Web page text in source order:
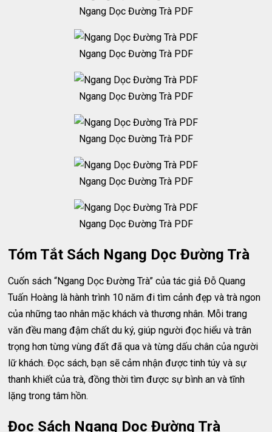
Ngang Dọc Đường Trà PDF
Ngang Dọc Đường Trà PDF
Ngang Dọc Đường Trà PDF
Ngang Dọc Đường Trà PDF
Ngang Dọc Đường Trà PDF
Ngang Dọc Đường Trà PDF
Tóm Tắt Sách Ngang Dọc Đường Trà
Cuốn sách “Ngang Dọc Đường Trà” của tác giả Đỗ Quang
Tuấn Hoàng là hành trình 10 năm đi tìm cảnh đẹp và trà ngon
của những tao nhân mặc khách và thương nhân. Mỗi trang
văn đều mang đậm chất du ký, giúp người đọc hiểu và trân
trọng hơn từng vùng đất đã qua và từng dấu chân của người
lữ khách. Đọc sách, bạn sẽ cảm nhận được tinh túy và sự
thanh khiết của trà, đồng thời tìm được sự bình an và tĩnh
lặng trong tâm hồn.
Đọc Sách Ngang Dọc Đường Trà